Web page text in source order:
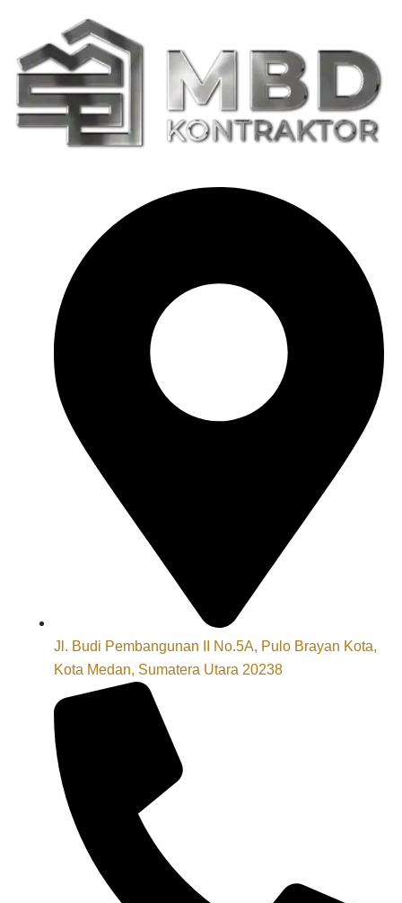
Jl. Budi Pembangunan II No.5A, Pulo Brayan Kota,
Kota Medan, Sumatera Utara 20238